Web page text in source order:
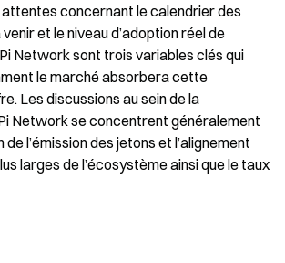
concernant le calendrier des
et le niveau d’adoption réel de
Network sont trois variables clés qui
le marché absorbera cette
Les discussions au sein de la
Network se concentrent généralement
l’émission des jetons et l’alignement
larges de l’écosystème ainsi que le taux